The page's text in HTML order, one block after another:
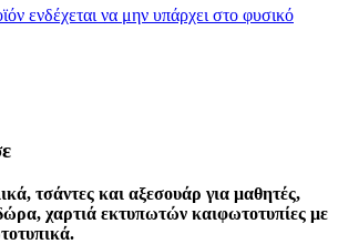
ενδέχεται να μην υπάρχει στο φυσικό
, τσάντες και αξεσουάρ για μαθητές,
, χαρτιά εκτυπωτών καιφωτοτυπίες με